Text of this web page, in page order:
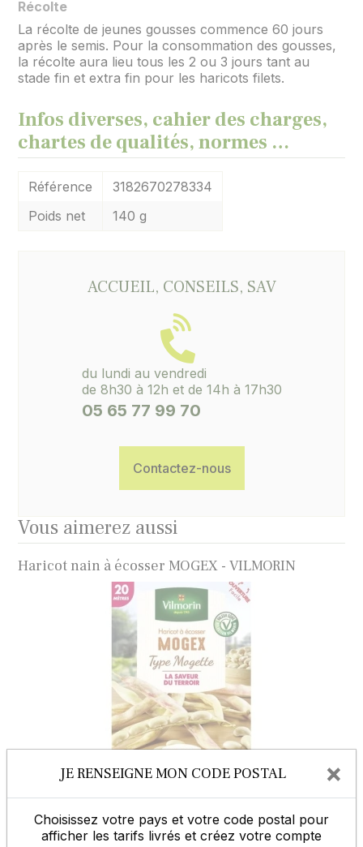
Récolte
La récolte de jeunes gousses commence 60 jours
après le semis. Pour la consommation des gousses,
la récolte aura lieu tous les 2 ou 3 jours tant au
stade fin et extra fin pour les haricots filets.
Infos diverses, cahier des charges,
chartes de qualités, normes …
Référence
3182670278334
Poids net
140 g
ACCUEIL, CONSEILS, SAV
du lundi au vendredi
de 8h30 à 12h et de 14h à 17h30
05 65 77 99 70
Contactez-nous
Vous aimerez aussi
Haricot nain à écosser MOGEX - VILMORIN
Haricot nain sans fil OXINEL - VILMORIN
JE RENSEIGNE MON CODE POSTAL ×
Choisissez votre pays et votre code postal pour
afficher les tarifs livrés et créez votre compte